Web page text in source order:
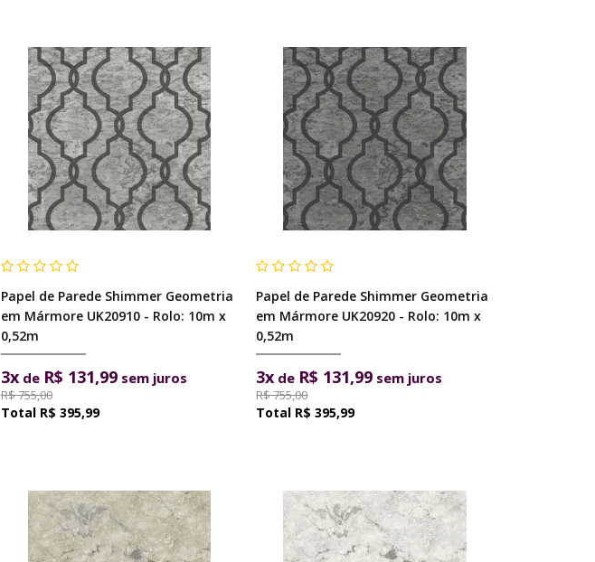
Papel de Parede Shimmer Geometria
em Mármore UK20910 - Rolo: 10m x
0,52m
3xde R$ 131,99sem juros
R$ 755,00
R$ 395,99
Papel de Parede Shimmer Geometria
em Mármore UK20920 - Rolo: 10m x
0,52m
3x de R$ 131,99 sem juros
R$ 755,00
R$ 395,99